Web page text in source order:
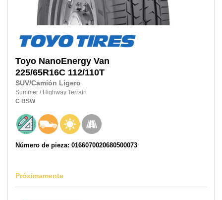
Toyo NanoEnergy Van
225/65R16C 112/110T
SUV/Camión Ligero
Summer / Highway Terrain
C BSW
Número de pieza: 0166070020680500073
Próximamente